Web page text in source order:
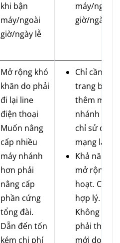
khi bận
máy/ngoài
giờ/ngày lễ
máy/ngoài
giờ/ngày lễ
Mở rộng khó
khăn do phải
đi lại line
điện thoại
Muốn nâng
cấp nhiều
máy nhánh
hơn phải
nâng cấp
phần cứng
tổng đài.
Dẫn đến tốn
kém chi phí
Chỉ cần
trang bị
thêm máy
nhánh do
chỉ sử dụng
mạng lan
Khả năng
mở rộng
hoạt. Chi
hợp lý.
Không cần
phải thay
mới do khả